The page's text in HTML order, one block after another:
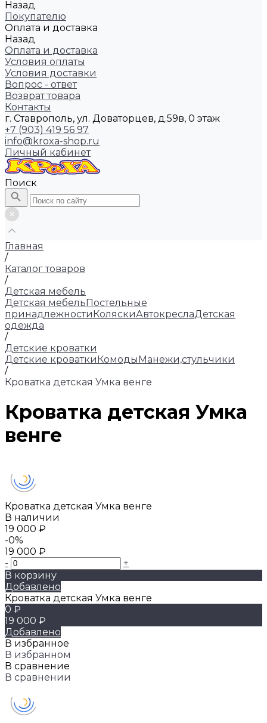
Назад
Покупателю
Оплата и доставка
Назад
Оплата и доставка
Условия оплаты
Условия доставки
Вопрос - ответ
Возврат товара
Контакты
г. Ставрополь, ул. Доваторцев, д.59в, 0 этаж
+7 (903) 419 56 97
info@kroxa-shop.ru
Личный кабинет
Поиск
Главная
/
Каталог товаров
/
Детская мебель
Детская мебельПостельные
принадлежностиКоляскиАвтокреслаДетская
одежда
/
Детские кроватки
Детские кроваткиКомодыМанежи,стульчики
/
Кроватка детская Умка венге
Кроватка детская Умка
венге
Кроватка детская Умка венге
В наличии
19 000 ₽
-0%
19 000 ₽
-
+
В корзину
Добавлено
Кроватка детская Умка венге
0 ₽
19 000 ₽
Добавлено
В избранное
В избранном
В сравнение
В сравнении